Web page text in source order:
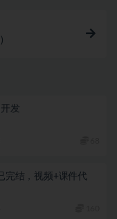
发
完结，视频+课件代